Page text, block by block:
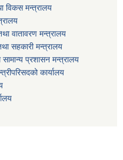
विकस मन्त्रालय
वातावरण मन्त्रालय
सहकारी मन्त्रालय
प्रशासन मन्त्रालय
कार्यालय